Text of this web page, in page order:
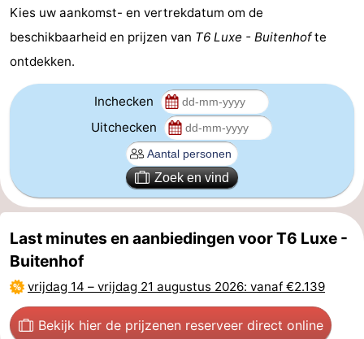
bos
Vlissingen
-
Middelburg
Zeeuws-
Vlaanderen
Cadzand
-
Het
Contact
Kies uw aankomst- en vertrekdatum om de
beschikbaarheid en prijzen van T6 Luxe - Buitenhofte
ontdekken.
Inchecken
Uitchecken
Zoek en vind
Last minutes en aanbiedingen voor T6 Luxe -
Buitenhof
vrijdag 14 – vrijdag 21 augustus 2026: vanaf €2.139
Bekijk hier de prijzenen reserveer direct online